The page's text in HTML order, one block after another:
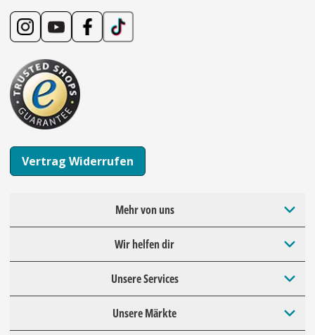
Vertrag Widerrufen
Mehr von uns
Wir helfen dir
Unsere Services
Unsere Märkte